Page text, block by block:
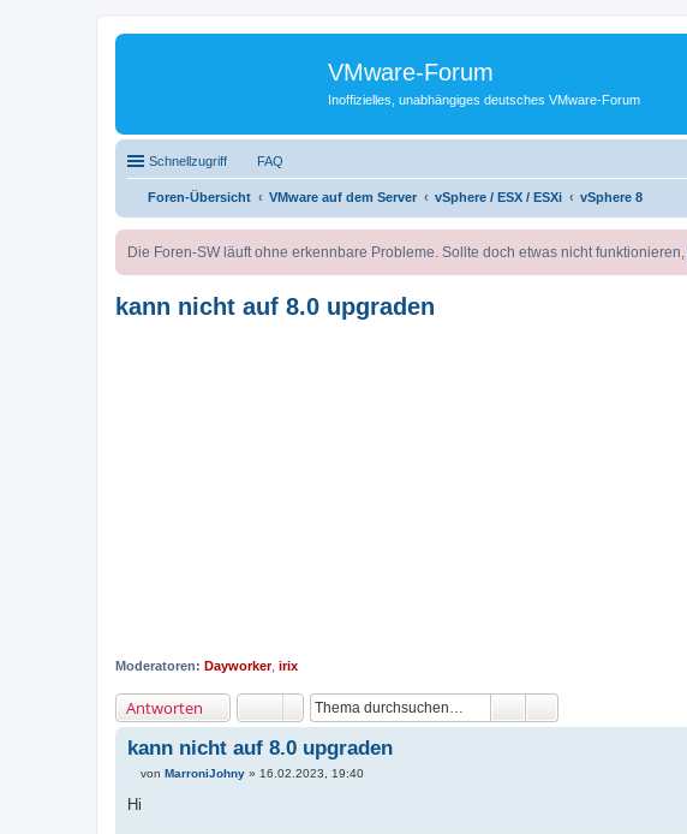
VMware-Forum
Inoffizielles, unabhängiges deutsches VMware-Forum
Schnellzugriff FAQ
Foren-Übersicht VMware auf dem Server vSphere / ESX / ESXi vSphere 8
Die Foren-SW läuft ohne erkennbare Probleme. Sollte doch etwas nicht funktionieren,
kann nicht auf 8.0 upgraden
Moderatoren: Dayworker, irix
Antworten
kann nicht auf 8.0 upgraden
von MarroniJohny » 16.02.2023, 19:40
Hi